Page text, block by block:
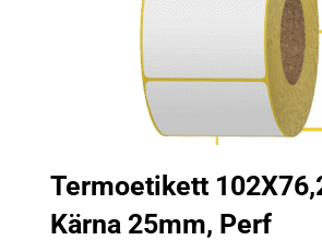
Termoetikett
Kärna 25mm, Perf